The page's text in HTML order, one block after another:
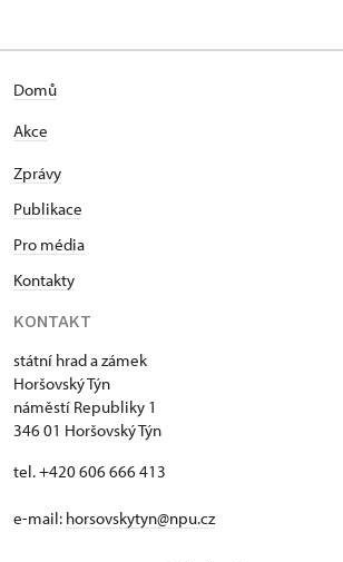
Domů
Akce
Zprávy
Publikace
Pro média
Kontakty
KONTAKT
státní hrad a zámek
Horšovský Týn
náměstí Republiky 1
346 01 Horšovský Týn
tel. +420 606 666 413
e-mail: horsovskytyn@npu.cz